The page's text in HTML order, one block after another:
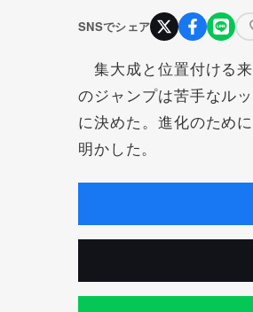
SNSでシェア
集大成と位置付ける
のジャンプは苦手なル
に決めた。進化のため
明かした。